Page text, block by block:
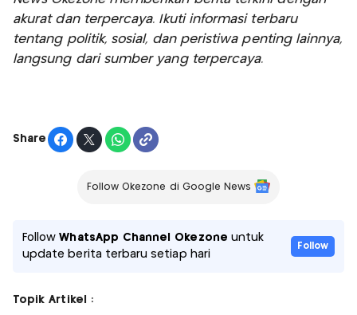
akurat dan terpercaya. Ikuti informasi terbaru
tentang politik, sosial, dan peristiwa penting lainnya,
langsung dari sumber yang terpercaya.
Share
Follow Okezone di Google News
FollowWhatsApp Channel Okezone untuk
update berita terbaru setiap hari
Follow
Topik Artikel :